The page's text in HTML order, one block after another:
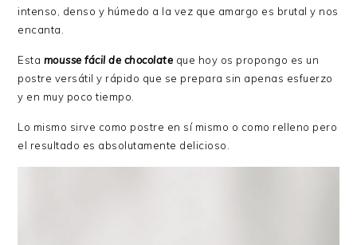
intenso, denso y húmedo a la vez que amargo es brutal y nos
encanta.
Esta mousse fácil de chocolate que hoy os propongo es un
postre versátil y rápido que se prepara sin apenas esfuerzo
y en muy poco tiempo.
Lo mismo sirve como postre en sí mismo o como relleno pero
el resultado es absolutamente delicioso.